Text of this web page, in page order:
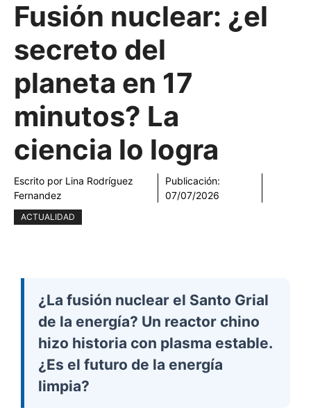
Fusión nuclear: ¿el
secreto del
planeta en 17
minutos? La
ciencia lo logra
Escrito por Lina Rodríguez
Fernandez
Publicación:
07/07/2026
ACTUALIDAD
¿La fusión nuclear el Santo Grial
de la energía? Un reactor chino
hizo historia con plasma estable.
¿Es el futuro de la energía
limpia?